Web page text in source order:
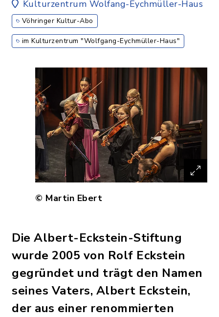
Kulturzentrum Wolfang-Eychmüller-Haus
Vöhringer Kultur-Abo
im Kulturzentrum "Wolfgang-Eychmüller-Haus"
© Martin Ebert
Die Albert-Eckstein-Stiftung
wurde 2005 von Rolf Eckstein
gegründet und trägt den Namen
seines Vaters, Albert Eckstein,
der aus einer renommierten